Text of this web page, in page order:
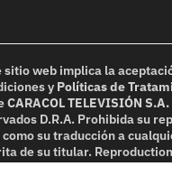
sitio web implica la
y Políticas de
CARACOL TELEVISIÓN S.A.
D.R.A. Prohibida su
su traducción a
de su titular.
without written